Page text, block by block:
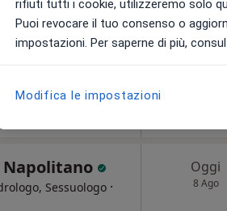
•
80 €
Napolitano
Sessuologo ·
Oggi
8 Ago
rifiuti tutti i cookie, utilizzeremo solo
Puoi revocare il tuo consenso o
impostazioni. Per saperne di più,
Modifica le impostazioni